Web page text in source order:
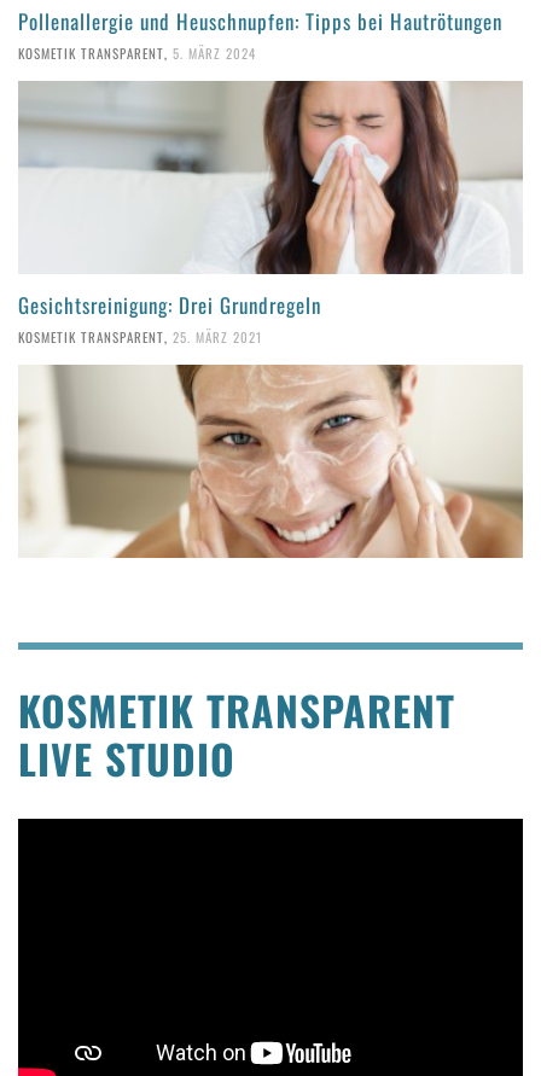
Pollenallergie und Heuschnupfen: Tipps bei Hautrötungen
KOSMETIK TRANSPARENT, 5. MÄRZ 2024
Gesichtsreinigung: Drei Grundregeln
KOSMETIK TRANSPARENT, 25. MÄRZ 2021
KOSMETIK TRANSPARENT
LIVE STUDIO